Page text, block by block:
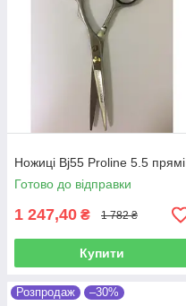
Ножиці Bj55 Proline 5.5 прямі
Готово до відправки
1 247,40 ₴ 1 782 ₴
Купити
Розпродаж –30%